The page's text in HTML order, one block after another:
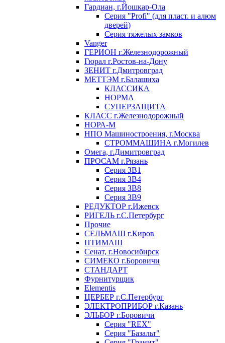
Гардиан, г.Йошкар-Ола
Серия "Profi" (для пласт. и алюм
дверей)
Серия тяжелых замков
Vanger
ГЕРИОН г.Железнодорожный
Гюрал г.Ростов-на-Дону
ЗЕНИТ г.Дмитровград
МЕТТЭМ г.Балашиха
КЛАССИКА
НОРМА
СУПЕРЗАЩИТА
КЛАСС г.Железнодорожный
НОРА-М
НПО Машиностроения, г.Москва
СТРОММАШИНА г.Могилев
Омега, г.Димитровград
ПРОСАМ г.Рязань
Серия ЗВ1
Серия ЗВ4
Серия ЗВ8
Серия ЗВ9
РЕДУКТОР г.Ижевск
РИГЕЛЬ г.С.Петербург
Прочие
СЕЛЬМАШ г.Киров
ПТИМАШ
Сенат, г.Новосибирск
СИМЕКО г.Боровичи
СТАНДАРТ
Фурнитурщик
Elementis
ЦЕРБЕР г.С.Петербург
ЭЛЕКТРОПРИБОР г.Казань
ЭЛЬБОР г.Боровичи
Серия "REX"
Серия "Базальт"